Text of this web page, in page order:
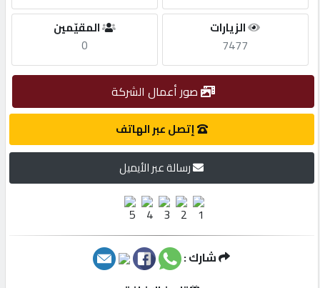
اشتراك
الاحصائيات
الأقسام
شركات
المقيّمين
0
الزيارات
7477
صور أعمال الشركة
إتصل عبر الهاتف
رسالة عبر الأيميل
شارك :